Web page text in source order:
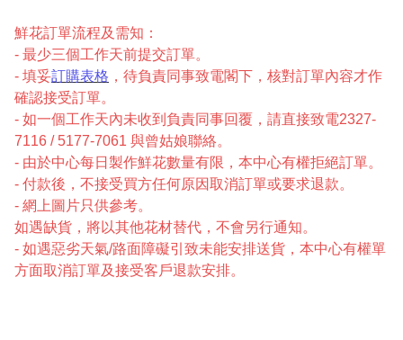
鮮花訂單流程及需知：
- 最少三個工作天前提交訂單。
- 填妥訂購表格 ，待負責同事致電閣下，核對訂單內容才作
確認接受訂單。
- 如一個工作天內未收到負責同事回覆，請直接致電2327-
7116 / 5177-7061 與曾姑娘聯絡。
- 由於中心每日製作鮮花數量有限，本中心有權拒絕訂單。
- 付款後，不接受買方任何原因取消訂單或要求退款。
- 網上圖片只供參考。
如遇缺貨，將以其他花材替代，不會另行通知。
- 如遇惡劣天氣/路面障礙引致未能安排送貨，本中心有權單
方面取消訂單及接受客戶退款安排。